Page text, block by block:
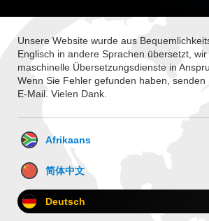
Unsere Website wurde aus
Englisch in andere Sprachen übersetzt,
maschinelle Übersetzungsdienste in
Wenn Sie Fehler gefunden haben, senden
E-Mail. Vielen Dank.
Afrikaans
简体中文
Deutsch